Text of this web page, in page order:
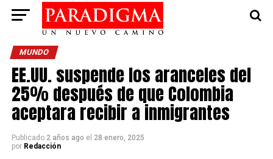
MUNDO
EE.UU. suspende los aranceles del
25% después de que Colombia
aceptara recibir a inmigrantes
Publicado 2 años ago el 28 enero, 2025
por Redacción